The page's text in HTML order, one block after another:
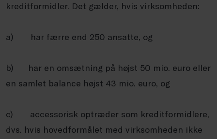
kreditformidler. Det gælder, hvis virksomheden:
a) har færre end 250 ansatte, og
b) har en omsætning på højst 50 mio. euro eller
en samlet balance højst 43 mio. euro, og
c) accessorisk optræder som kreditformidlere,
dvs. hvis hovedformålet med virksomheden ikke